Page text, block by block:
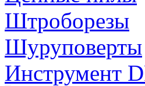
Штроборезы
Шуруповерты
Инструмент